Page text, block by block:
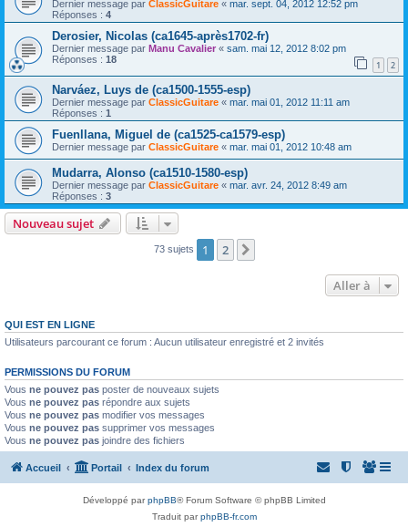
Dernier message par ClassicGuitare « mar. sept. 04, 2012 12:52 pm
Réponses : 4
Derosier, Nicolas (ca1645-après1702-fr)
Dernier message par Manu Cavalier « sam. mai 12, 2012 8:02 pm
Réponses : 18 1 2
Narváez, Luys de (ca1500-1555-esp)
Dernier message par ClassicGuitare « mar. mai 01, 2012 11:11 am
Réponses : 1
Fuenllana, Miguel de (ca1525-ca1579-esp)
Dernier message par ClassicGuitare « mar. mai 01, 2012 10:48 am
Mudarra, Alonso (ca1510-1580-esp)
Dernier message par ClassicGuitare « mar. avr. 24, 2012 8:49 am
Réponses : 3
Nouveau sujet
73 sujets 1 2
Aller à
QUI EST EN LIGNE
Utilisateurs parcourant ce forum : Aucun utilisateur enregistré et 2 invités
PERMISSIONS DU FORUM
Vous ne pouvez pas poster de nouveaux sujets
Vous ne pouvez pas répondre aux sujets
Vous ne pouvez pas modifier vos messages
Vous ne pouvez pas supprimer vos messages
Vous ne pouvez pas joindre des fichiers
Accueil Portail Index du forum
Développé parphpBB® Forum Software © phpBB Limited
Traduit parphpBB-fr.com